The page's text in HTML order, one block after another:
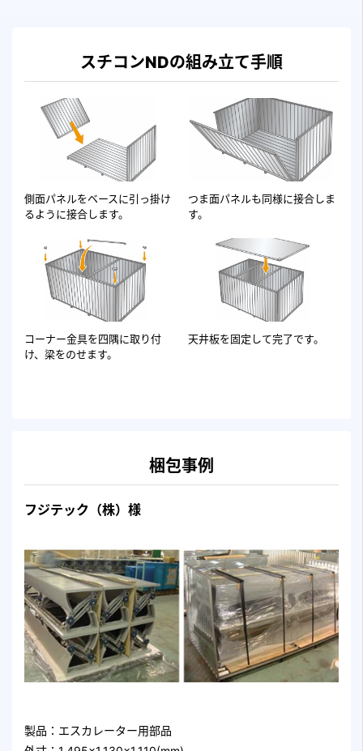
スチコンNDの組み立て手順
側面パネルをベースに引っ掛け
るように接合します。
つま面パネルも同様に接合しま
す。
コーナー金具を四隅に取り付
け、梁をのせます。
天井板を固定して完了です。
梱包事例
フジテック（株）様
製品：エスカレーター用部品